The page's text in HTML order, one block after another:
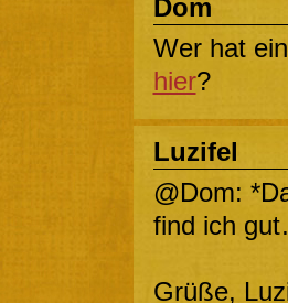
Dom
Wer hat
hier?
Luzifel
@Dom:
find ich
Grüße,